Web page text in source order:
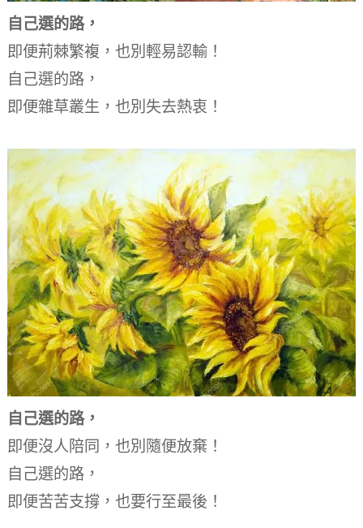
自己選的路，
即便荊棘繁複，也別輕易認輸！
自己選的路，
即便雜草叢生，也別失去熱衷！
自己選的路，
即便沒人陪同，也別隨便放棄！
自己選的路，
即便苦苦支撐，也要行至最後！